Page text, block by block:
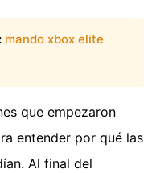
mando xbox elite
que empezaron
entender por qué las
Al final del